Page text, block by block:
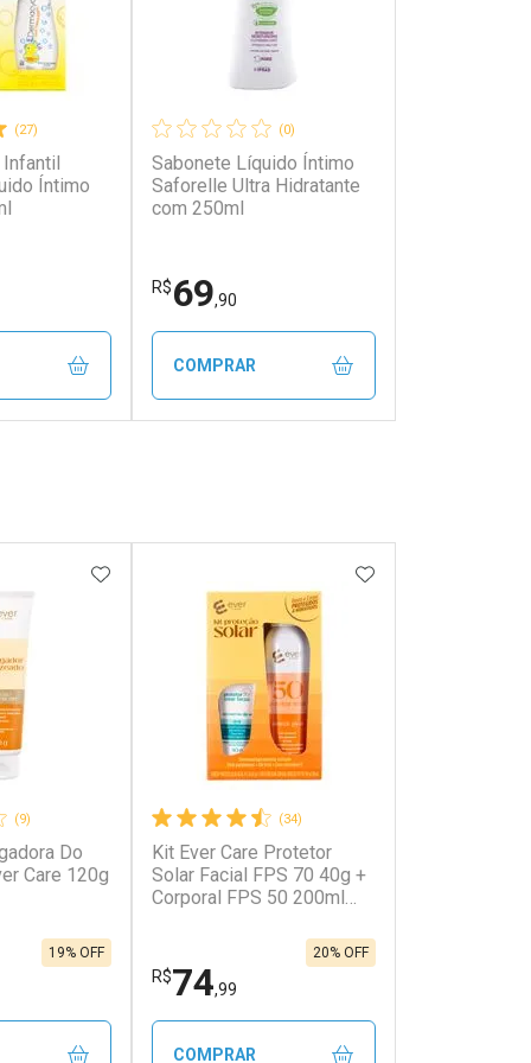
(27)
Infantil
Íntimo
cada
cada
(0)
Sabonete Líquido Íntimo
Saforelle Ultra Hidratante
com 250ml
R$69,90
COMPRAR
Ativar Desconto
Por R$ 69,90/cada
Por R$ 69,90/cada
(9)
Do
Care 120g
19% OFF
ADICIONAR AOS FAVORITOS
(34)
Kit Ever Care Protetor
Solar Facial FPS 70 40g +
Corporal FPS 50 200ml
R$74,99
20% OFF
ADICIONAR AOS
COMPRAR